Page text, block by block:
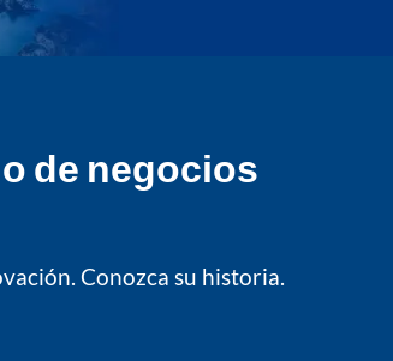
de negocios
Conozca su historia.